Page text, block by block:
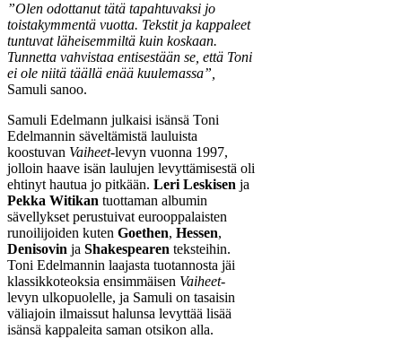
”Olen odottanut tätä tapahtuvaksi jo
toistakymmentä vuotta. Tekstit ja kappaleet
tuntuvat läheisemmiltä kuin koskaan.
Tunnetta vahvistaa entisestään se, että Toni
ei ole niitä täällä enää kuulemassa”,
Samuli sanoo.
Samuli Edelmann julkaisi isänsä Toni
Edelmannin säveltämistä lauluista
koostuvan Vaiheet-levyn vuonna 1997,
jolloin haave isän laulujen levyttämisestä oli
ehtinyt hautua jo pitkään. Leri Leskisen ja
Pekka Witikan tuottaman albumin
sävellykset perustuivat eurooppalaisten
runoilijoiden kuten Goethen, Hessen,
Denisovin ja Shakespearen teksteihin.
Toni Edelmannin laajasta tuotannosta jäi
klassikkoteoksia ensimmäisen Vaiheet-
levyn ulkopuolelle, ja Samuli on tasaisin
väliajoin ilmaissut halunsa levyttää lisää
isänsä kappaleita saman otsikon alla.